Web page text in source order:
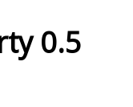
0.5